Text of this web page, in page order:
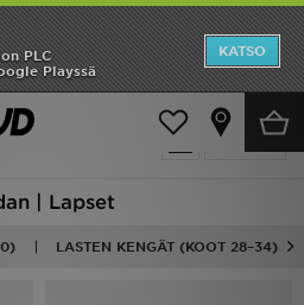
PLC
Playssä
KATSO
Suodata
| Lapset
LASTEN KENGÄT (KOOT 28–34)